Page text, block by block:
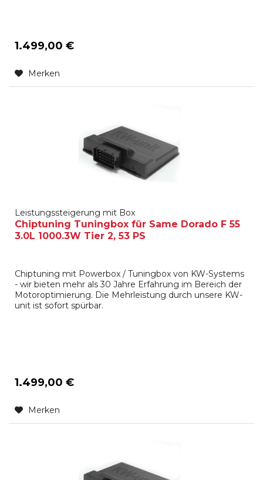
1.499,00 €
Merken
Leistungssteigerung mit Box
Chiptuning Tuningbox für Same Dorado F 55
3.0L 1000.3W Tier 2, 53 PS
Chiptuning mit Powerbox / Tuningbox von KW-Systems
- wir bieten mehr als 30 Jahre Erfahrung im Bereich der
Motoroptimierung. Die Mehrleistung durch unsere KW-
unit ist sofort spürbar.
1.499,00 €
Merken